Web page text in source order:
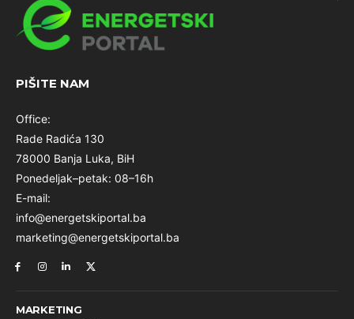
PIŠITE NAM
Office:
Rade Radića 130
78000 Banja Luka, BiH
Ponedeljak–petak: 08–16h
E-mail:
info@energetskiportal.ba
marketing@energetskiportal.ba
MARKETING